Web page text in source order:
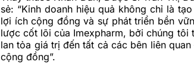
sẻ: “Kinh doanh hiệu quả không chỉ là
lợi ích cộng đồng và sự phát triển bền
lược cốt lõi của Imexpharm, bởi chúng tôi
lan tỏa giá trị đến tất cả các bên liên
cộng đồng”.